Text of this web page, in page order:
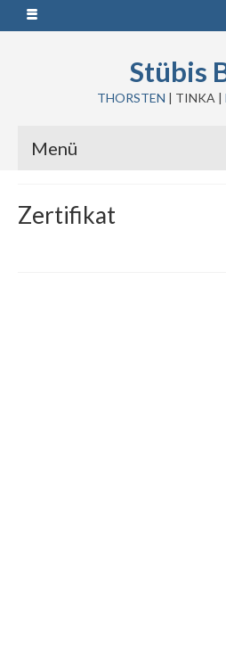
Stübis
THORSTEN | TINKA |
Menü
Zertifikat